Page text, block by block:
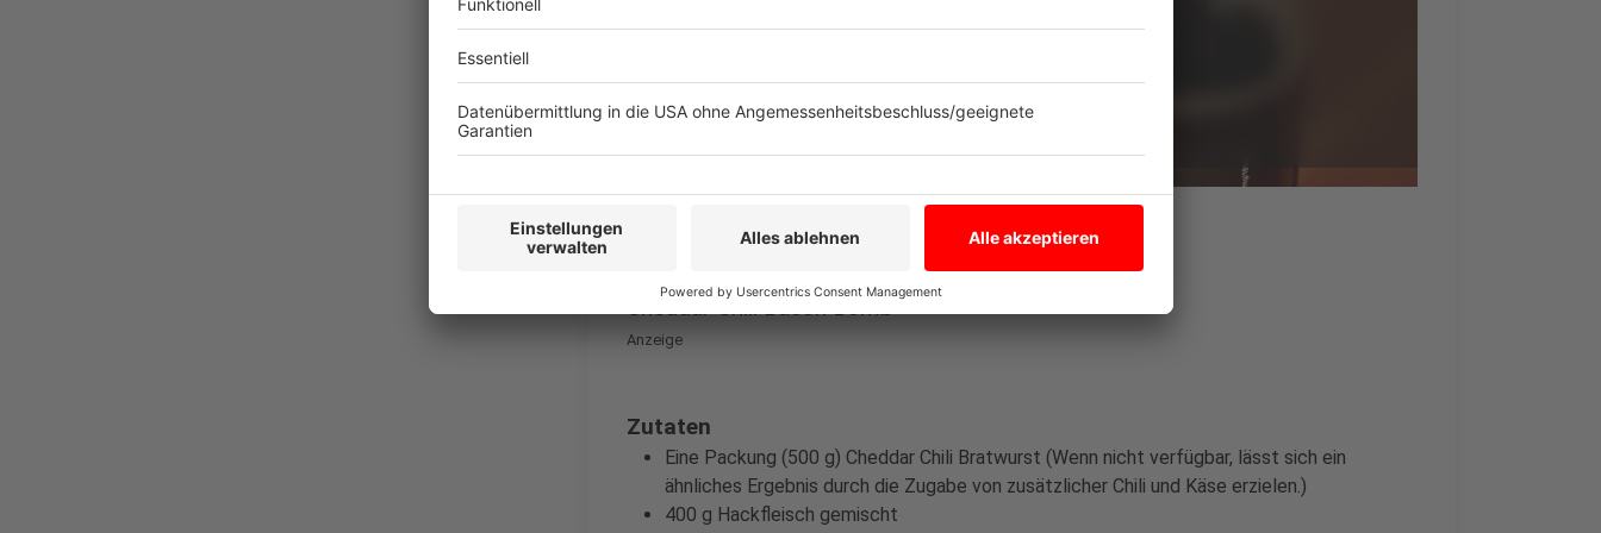
Cheddar Chili Bacon Bomb
Anzeige
Zutaten
Eine Packung (500 g) Cheddar Chili Bratwurst (Wenn nicht verfügbar, lässt sich ein
ähnliches Ergebnis durch die Zugabe von zusätzlicher Chili und Käse erzielen.)
400 g Hackfleisch gemischt